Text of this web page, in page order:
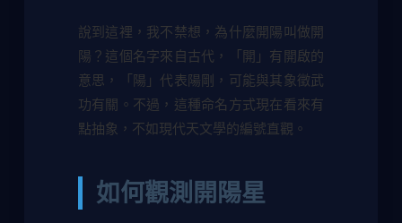
說到這裡，我不禁想，為什麼開陽叫做開
陽？這個名字來自古代，「開」有開啟的
意思，「陽」代表陽剛，可能與其象徵武
功有關。不過，這種命名方式現在看來有
點抽象，不如現代天文學的編號直觀。
如何觀測開陽星